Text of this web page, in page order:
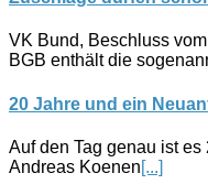
VK Bund, Beschluss
BGB enthält die
20 Jahre und ein
Auf den Tag genau ist es
Andreas Koenen[...]